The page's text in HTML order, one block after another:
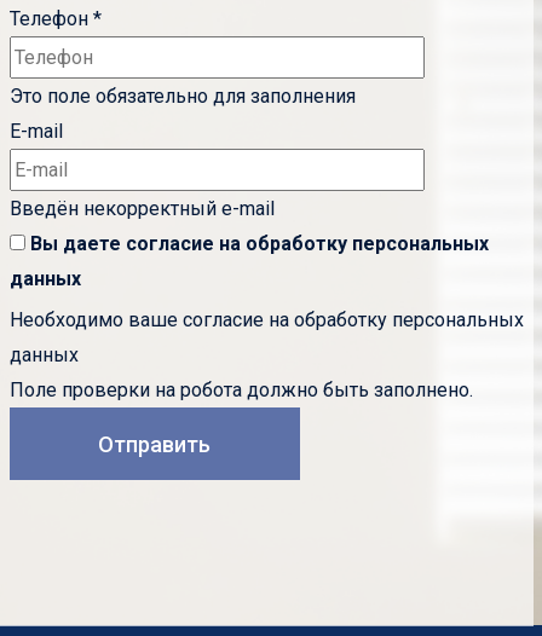
Телефон *
Это поле обязательно для заполнения
E-mail
Введён некорректный e-mail
Вы даете согласие на обработку персональных
данных
Необходимо ваше согласие на обработку персональных
данных
Поле проверки на робота должно быть заполнено.